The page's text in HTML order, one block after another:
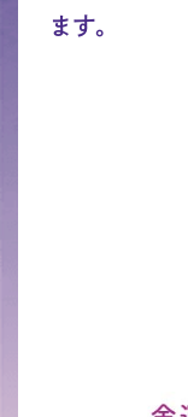
ます。